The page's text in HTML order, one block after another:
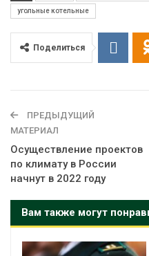
угольные котельные
Поделиться
ПРЕДЫДУЩИЙ
МАТЕРИАЛ
Осуществление проектов
по климату в России
начнут в 2022 году
Вам также могут